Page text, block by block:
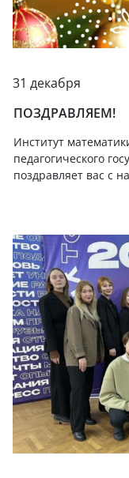
31 декабря
ПОЗДРАВЛЯЕМ!
Институт
педагогического
поздравляет вас с